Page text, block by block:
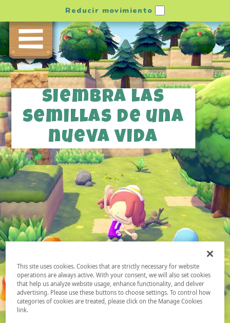
Reducir movimiento
Siembra las
semillas de una
nueva vida
This site uses cookies. Cookies that are strictly necessary for website
operations are always active. With your consent, we will also set cookies
that help us analyze website usage, enhance functionality, and deliver
advertising. Please use these buttons to choose settings. To control how
categories of cookies are treated, please click on the Manage Cookies
link.